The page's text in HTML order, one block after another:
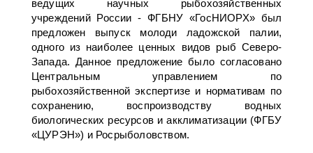
ведущих научных рыбохозяйственных
учреждений России - ФГБНУ «ГосНИОРХ» был
предложен выпуск молоди ладожской палии,
одного из наиболее ценных видов рыб Северо-
Запада. Данное предложение было согласовано
Центральным управлением по
рыбохозяйственной экспертизе и нормативам по
сохранению, воспроизводству водных
биологических ресурсов и акклиматизации (ФГБУ
«ЦУРЭН») и Росрыболовством.